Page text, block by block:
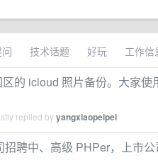
技术话题 好玩 工作信
的 icloud 照片备份。大家
replied byyangxiaopeipei
聘中、高级 PHPer，上市